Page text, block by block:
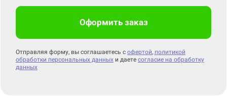
Оформить заказ
Отправляя форму, вы соглашаетесь с офертой, политикой
обработки персональных данных и даете согласие на обработку
данных